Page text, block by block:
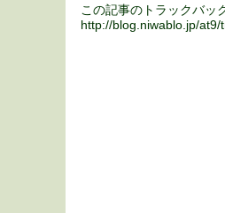
この記事のトラックバッ
http://blog.niwablo.jp/